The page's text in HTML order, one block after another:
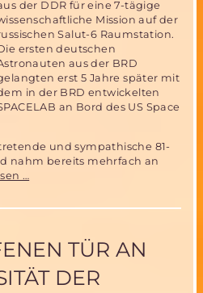
der DDR für eine 7-tägige
Mission auf der
Salut-6 Raumstation.
ersten deutschen
aus der BRD
erst 5 Jahre später mit
in der BRD entwickelten
an Bord des US Space
und sympathische 81-
nahm bereits mehrfach an
…
ersten
Astronauten
TÜR AN
DER